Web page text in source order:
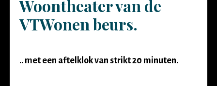
Woontheater van de
VTWonen beurs.
.. met een aftelklok van strikt 20 minuten.